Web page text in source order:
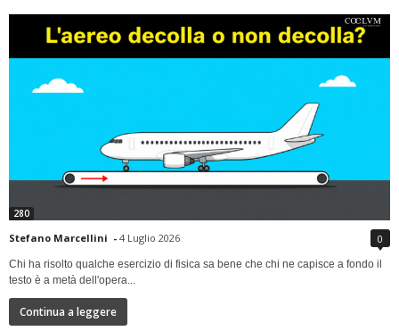
280
Stefano Marcellini - 4 Luglio 2026 0
Chi ha risolto qualche esercizio di fisica sa bene che chi ne capisce a fondo il
testo è a metà dell'opera...
Continua a leggere